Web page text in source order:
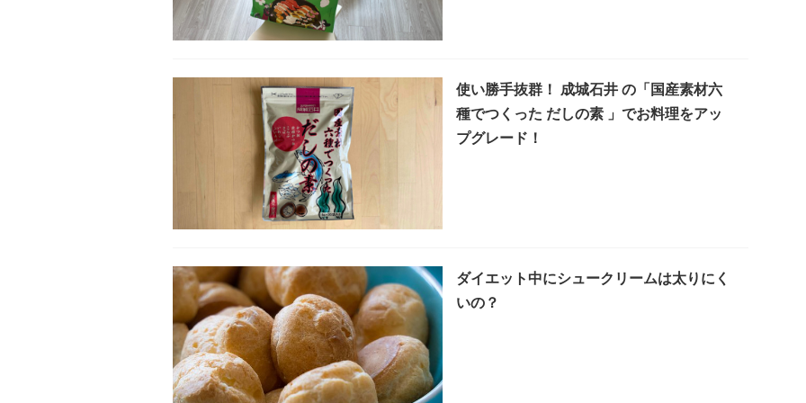
使い勝手抜群！ 成城石井 の「国産素材六
種でつくった だしの素 」でお料理をアッ
プグレード！
ダイエット中にシュークリームは太りにく
いの？